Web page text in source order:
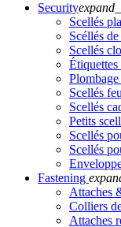
Security
Scellés
Scéllés
Scellés
Étiquettes
Scellés
Scellés
Petits
Scellés
Scellés
Fastening
Attaches
Colliers
Attaches